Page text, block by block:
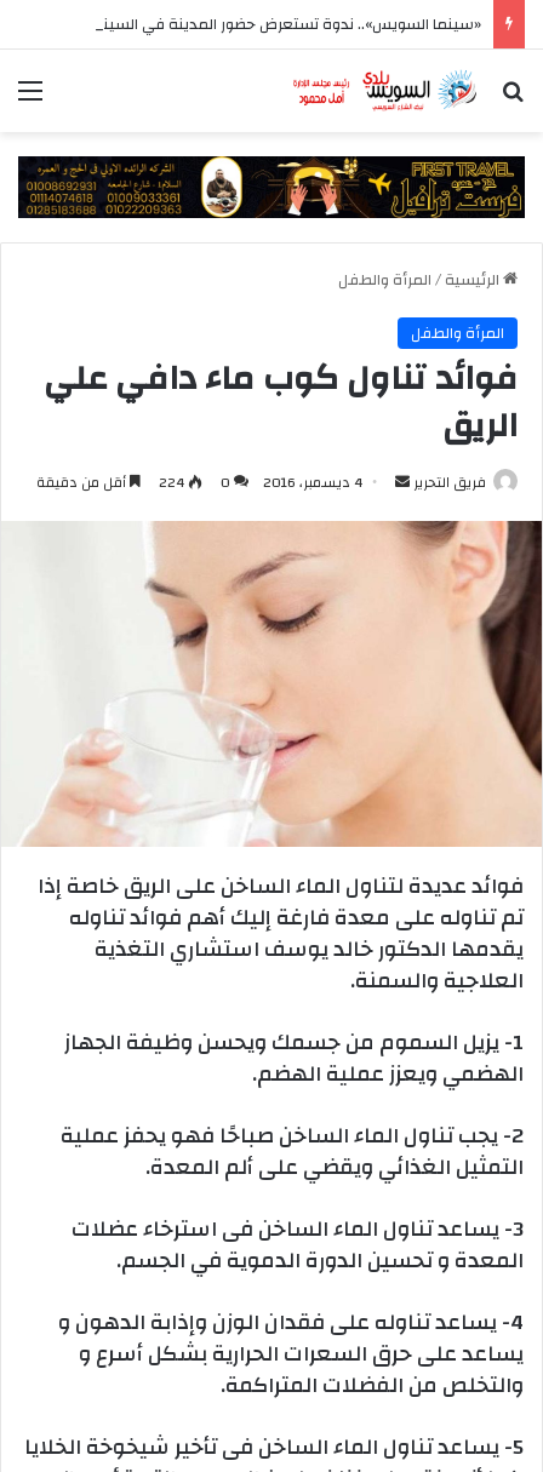
بحث عن
الرئيسية/المرأة والطفل
المرأة والطفل
فوائد تناول كوب ماء دافي علي
الريق
فريق التحرير
أرسل 4 ديسمبر، 2016 0
224 أقل من دقيقة
فوائد عديدة لتناول الماء الساخن على الريق خاصة إذا
تم تناوله على معدة فارغة إليك أهم فوائد تناوله
يقدمها الدكتور خالد يوسف استشاري التغذية
العلاجية والسمنة.
1- يزيل السموم من جسمك ويحسن وظيفة الجهاز
الهضمي ويعزز عملية الهضم.
2- يجب تناول الماء الساخن صباحًا فهو يحفز عملية
التمثيل الغذائي ويقضي على ألم المعدة.
3- يساعد تناول الماء الساخن فى استرخاء عضلات
المعدة و تحسين الدورة الدموية في الجسم.
4- يساعد تناوله على فقدان الوزن وإذابة الدهون و
يساعد على حرق السعرات الحرارية بشكل أسرع و
والتخلص من الفضلات المتراكمة.
5- يساعد تناول الماء الساخن فى تأخير شيخوخة الخلايا